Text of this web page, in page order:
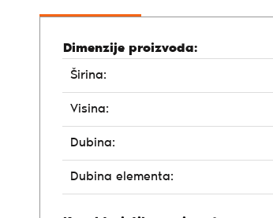
Dimenzije proizvoda:
Širina:
Visina:
Dubina:
Dubina elementa: